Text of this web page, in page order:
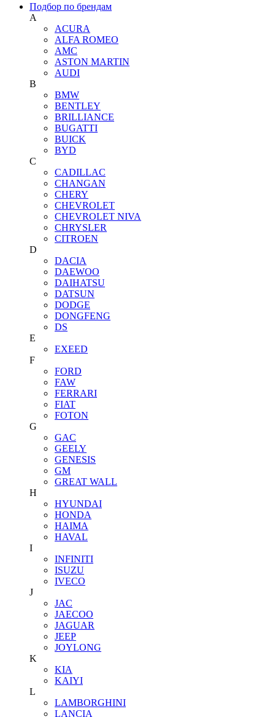
Подбор по брендам
A
ACURA
ALFA ROMEO
AMC
ASTON MARTIN
AUDI
B
BMW
BENTLEY
BRILLIANCE
BUGATTI
BUICK
BYD
C
CADILLAC
CHANGAN
CHERY
CHEVROLET
CHEVROLET NIVA
CHRYSLER
CITROEN
D
DACIA
DAEWOO
DAIHATSU
DATSUN
DODGE
DONGFENG
DS
E
EXEED
F
FORD
FAW
FERRARI
FIAT
FOTON
G
GAC
GEELY
GENESIS
GM
GREAT WALL
H
HYUNDAI
HONDA
HAIMA
HAVAL
I
INFINITI
ISUZU
IVECO
J
JAC
JAECOO
JAGUAR
JEEP
JOYLONG
K
KIA
KAIYI
L
LAMBORGHINI
LANCIA